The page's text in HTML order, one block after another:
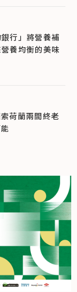
行」將營養補
養均衡的美味
荷蘭兩間終老